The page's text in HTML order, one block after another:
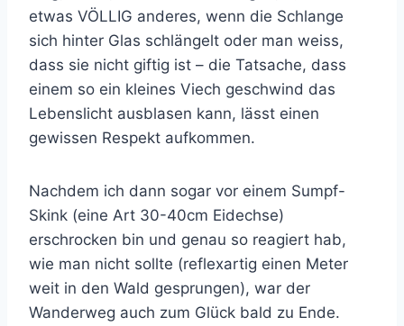
etwas VÖLLIG anderes, wenn die Schlange
sich hinter Glas schlängelt oder man weiss,
dass sie nicht giftig ist – die Tatsache, dass
einem so ein kleines Viech geschwind das
Lebenslicht ausblasen kann, lässt einen
gewissen Respekt aufkommen.
Nachdem ich dann sogar vor einem Sumpf-
Skink (eine Art 30-40cm Eidechse)
erschrocken bin und genau so reagiert hab,
wie man nicht sollte (reflexartig einen Meter
weit in den Wald gesprungen), war der
Wanderweg auch zum Glück bald zu Ende.